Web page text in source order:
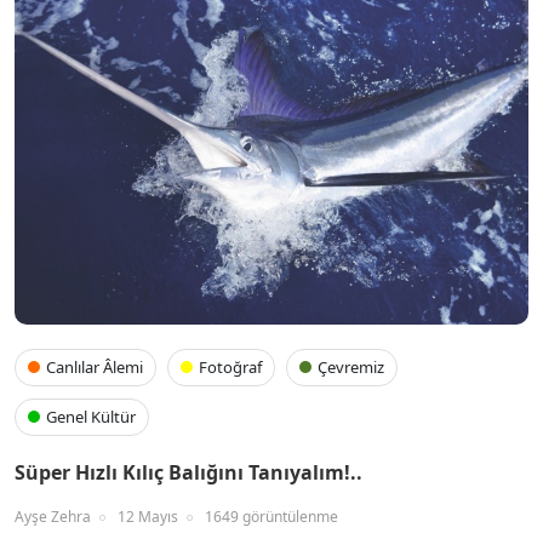
Canlılar Âlemi Fotoğraf Çevremiz
Genel Kültür
Süper Hızlı Kılıç Balığını Tanıyalım!..
Ayşe Zehra 12 Mayıs 1649 görüntülenme